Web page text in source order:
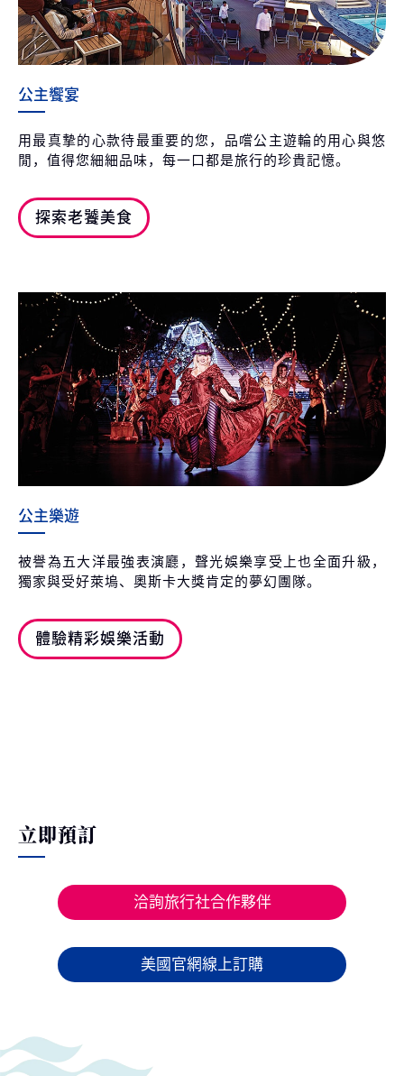
公主饗宴
用最真摯的心款待最重要的您，品嚐公主遊輪的用心與悠
閒，值得您細細品味，每一口都是旅行的珍貴記憶。
探索老饕美食
公主樂遊
被譽為五大洋最強表演廳，聲光娛樂享受上也全面升級，
獨家與受好萊塢、奧斯卡大獎肯定的夢幻團隊。
體驗精彩娛樂活動
立即預訂
洽詢旅行社合作夥伴
美國官網線上訂購